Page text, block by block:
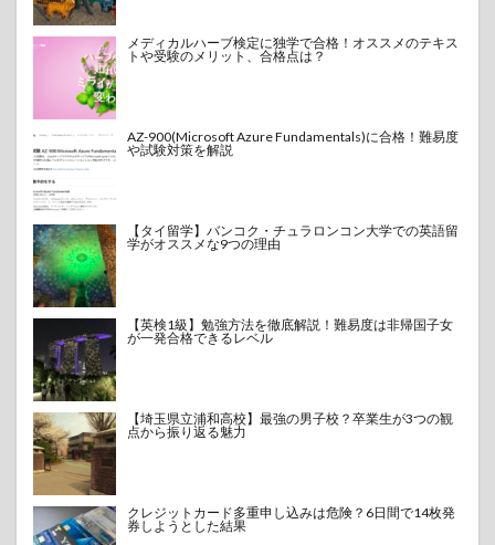
メディカルハーブ検定に独学で合格！オススメのテキス
トや受験のメリット、合格点は？
AZ-900(Microsoft Azure Fundamentals)に合格！難易度
や試験対策を解説
【タイ留学】バンコク・チュラロンコン大学での英語留
学がオススメな9つの理由
【英検1級】勉強方法を徹底解説！難易度は非帰国子女
が一発合格できるレベル
【埼玉県立浦和高校】最強の男子校？卒業生が3つの観
点から振り返る魅力
クレジットカード多重申し込みは危険？6日間で14枚発
券しようとした結果